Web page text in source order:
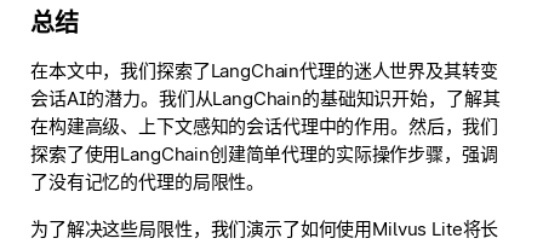
总结
在本文中，我们探索了LangChain代理的迷人世界及其转变
会话AI的潜力。我们从LangChain的基础知识开始，了解其
在构建高级、上下文感知的会话代理中的作用。然后，我们
探索了使用LangChain创建简单代理的实际操作步骤，强调
了没有记忆的代理的局限性。
为了解决这些局限性，我们演示了如何使用Milvus Lite将长